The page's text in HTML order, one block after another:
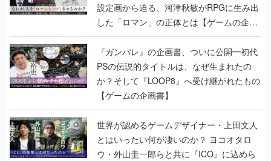
設定画から迫る、河津秋敏がRPGに生み出
した「ロマン」の正体とは【ゲームの企画
書】
『ガンパレ』の企画書、ついに公開━初代
PSの伝説的タイトルは、なぜ生まれたの
か？そして『LOOP8』へ受け継がれたもの
【ゲームの企画書】
世界が認めるゲームデザイナー・上田文人
とはいったい何が凄いのか？ ヨコオタロ
ウ・外山圭一郎らと共に『ICO』に込めら